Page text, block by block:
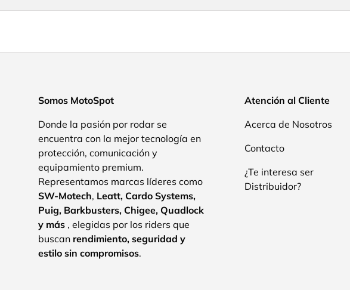
Somos MotoSpot
Donde la pasión por rodar se
encuentra con la mejor tecnología en
protección, comunicación y
equipamiento premium.
Representamos marcas líderes como
SW-Motech, Leatt, Cardo Systems,
Puig, Barkbusters, Chigee, Quadlock
y más , elegidas por los riders que
buscan rendimiento, seguridad y
estilo sin compromisos.
Atención al Cliente
Acerca de Nosotros
Contacto
¿Te interesa ser
Distribuidor?